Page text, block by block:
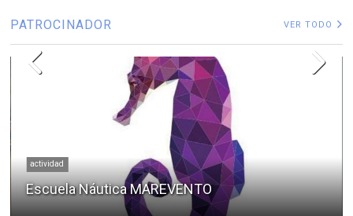
PATROCINADOR VER TODO
actividad
Escuela Náutica MAREVENTO